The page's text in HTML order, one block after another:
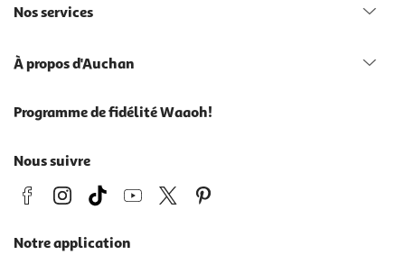
Nos services
À propos d'Auchan
Programme de fidélité Waaoh!
Nous suivre
Notre application